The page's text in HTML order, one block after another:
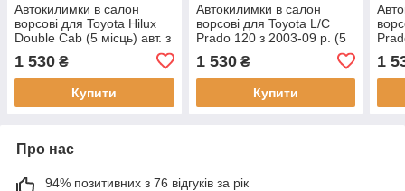
Автокилимки в салон
ворсові для Toyota Hilux
Double Cab (5 місць) авт. з
1 530 ₴
Купити
Автокилимки в салон
ворсові для Toyota L/C
Prado 120 з 2003-09 р. (5
1 530₴
Купити
1
Про нас
94% позитивних з 76 відгуків за рік